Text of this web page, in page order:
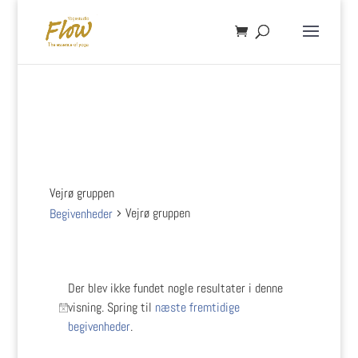
Vejrø gruppen
Begivenheder
Vejrø gruppen
Notice
Der blev ikke fundet nogle resultater i denne
visning. Spring til næste fremtidige
begivenheder.